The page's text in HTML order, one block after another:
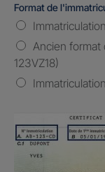
Format de
Ancien format
123VZ18)